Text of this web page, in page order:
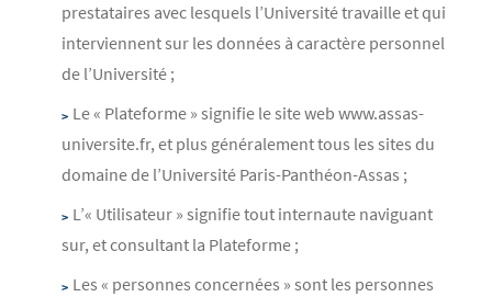
prestataires avec lesquels l’Université travaille et qui
interviennent sur les données à caractère personnel
de l’Université ;
Le « Plateforme » signifie le site web www.assas-
universite.fr, et plus généralement tous les sites du
domaine de l’Université Paris-Panthéon-Assas ;
L’« Utilisateur » signifie tout internaute naviguant
sur, et consultant la Plateforme ;
Les « personnes concernées » sont les personnes